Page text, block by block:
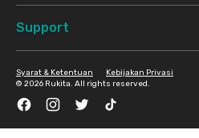
Support
© 2026 Rukita. All rights reserved.
Syarat & Ketentuan Kebijakan Privasi
FacebookInstagramTwitter TikTok